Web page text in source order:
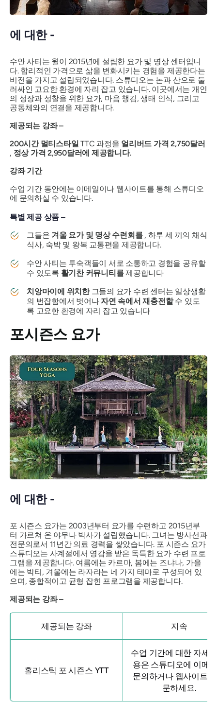
에 대한 -
수안 사티는 윌이 2015년에 설립한 요가 및 명상 센터입니
다. 합리적인 가격으로 삶을 변화시키는 경험을 제공한다는
비전을 가지고 설립되었습니다. 스튜디오는 논과 산으로 둘
러싸인 고요한 환경에 자리 잡고 있습니다. 이곳에서는 개인
의 성장과 성찰을 위한 요가, 마음 챙김, 생태 인식, 그리고
공동체와의 연결을 제공합니다.
제공되는 강좌 –
200시간 멀티스타일 TTC 과정을 얼리버드 가격 2,750달러
, 정상 가격 2,950달러에 제공합니다.
강좌 기간
수업 기간 동안에는 이메일이나 웹사이트를 통해 스튜디오
에 문의하실 수 있습니다.
특별 제공 상품 –
그들은 겨울 요가 및 명상 수련회를, 하루 세 끼의 채식
식사, 숙박 및 왕복 교통편을 제공합니다.
수안 사티는 투숙객들이 서로 소통하고 경험을 공유할
수 있도록 활기찬 커뮤니티를제공합니다
치앙마이에 위치한 그들의 요가 수련 센터는 일상생활
의 번잡함에서 벗어나자연 속에서 재충전할수 있도
록 고요한 환경에 자리 잡고 있습니다
포시즌스 요가
에 대한 -
포 시즌스 요가는 2003년부터 요가를 수련하고 2015년부
터 가르쳐 온 야무나 박사가 설립했습니다. 그녀는 방사선과
전문의로서 11년간 의료 경력을 쌓았습니다. 포 시즌스 요가
스튜디오는 사계절에서 영감을 받은 독특한 요가 수련 프로
그램을 제공합니다. 여름에는 카르마, 봄에는 즈냐나, 가을
에는 박티, 겨울에는 라자라는 네 가지 테마로 구성되어 있
으며, 종합적이고 균형 잡힌 프로그램을 제공합니다.
제공되는 강좌 –
제공되는 강좌 지속
홀리스틱 포 시즌스 YTT
수업 기간에 대한 자세
용은 스튜디오에 이메
문의하거나 웹사이트
문하세요.